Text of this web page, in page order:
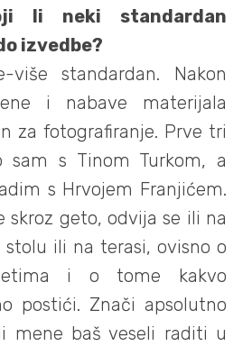
li neki standardan
izvedbe?
više standardan. Nakon
i nabave materijala
za fotografiranje. Prve tri
sam s Tinom Turkom, a
s Hrvojem Franjićem.
skroz geto, odvija se ili na
ili na terasi, ovisno o
i o tome kakvo
postići. Znači apsolutno
mene baš veseli raditi u